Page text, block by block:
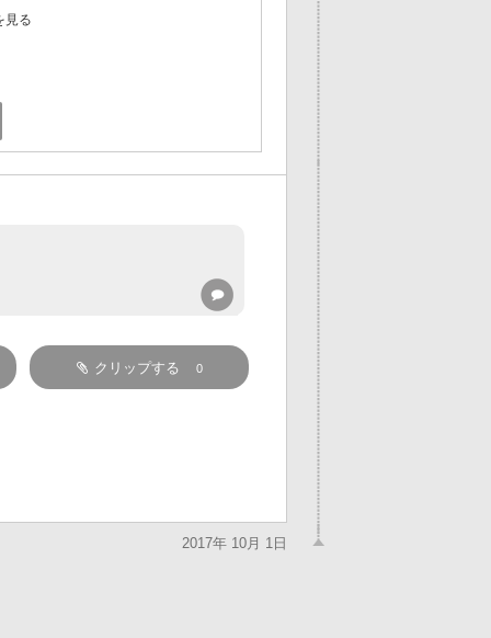
見る
クリップする 0
2017年 10月 1日